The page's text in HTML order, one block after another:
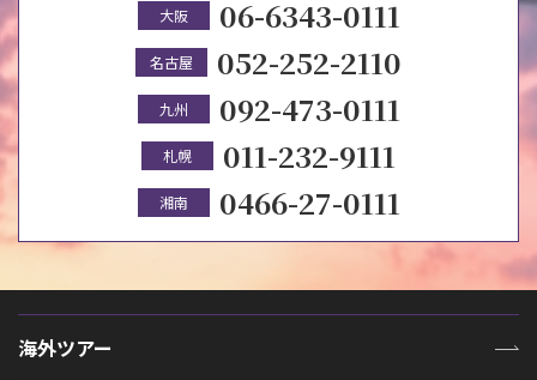
大阪 06-6343-0111
名古屋 052-252-2110
九州 092-473-0111
札幌 011-232-9111
湘南 0466-27-0111
海外ツアー